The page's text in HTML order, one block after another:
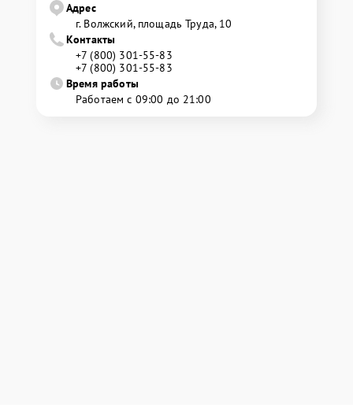
Адрес
г. Волжский, площадь Труда, 10
Контакты
+7 (800) 301-55-83
+7 (800) 301-55-83
Время работы
Работаем с 09:00 до 21:00